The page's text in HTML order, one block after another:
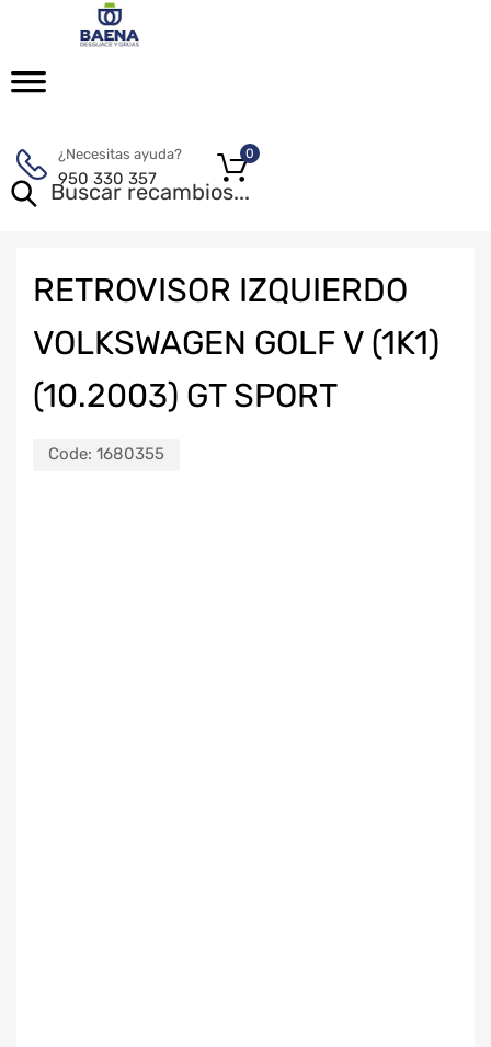
¿Necesitas ayuda?
950 330 357
0
RETROVISOR IZQUIERDO
VOLKSWAGEN GOLF V (1K1)
(10.2003) GT SPORT
Code: 1680355